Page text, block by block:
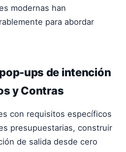
modernas han
para abordar
ups de intención
y Contras
con requisitos específicos
presupuestarias, construir
de salida desde cero